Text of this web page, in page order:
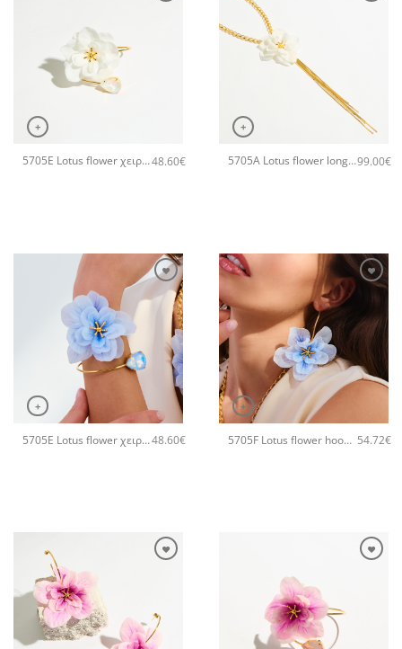
+
5705E Lotus flower χειροποίητο βραχιόλι Catherine bijoux Άσπρο48.60€
+
5705A Lotus flower long pendant χειροποίητο κολιέ Catherine bijoux Άσπρο99.00€
+
5705E Lotus flower χειροποίητο βραχιόλι Catherine bijoux Τυρκουάζ48.60€
+
5705F Lotus flower hoops χειροποίητα σκουλαρίκια Catherine bijoux Τυρκουάζ 54.72€